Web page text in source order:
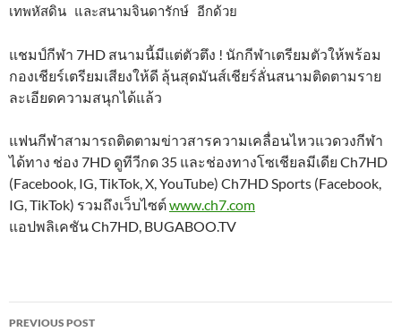
เทพหัสดิน และสนามจินดารักษ์ อีกด้วย
แชมป์กีฬา 7HD สนามนี้มีแต่ตัวตึง ! นักกีฬาเตรียมตัวให้พร้อม
กองเชียร์เตรียมเสียงให้ดี ลุ้นสุดมันส์เชียร์ลั่นสนามติดตามราย
ละเอียดความสนุกได้แล้ว
​แฟนกีฬาสามารถติดตามข่าวสารความเคลื่อนไหวแวดวงกีฬา
ได้ทาง ช่อง 7HD ดูทีวีกด 35 และช่องทางโซเชียลมีเดีย Ch7HD
(Facebook, IG, TikTok, X, YouTube) Ch7HD Sports (Facebook,
IG, TikTok) รวมถึงเว็บไซต์www.ch7.com
แอปพลิเคชัน Ch7HD, BUGABOO.TV
Post
PREVIOUS POST